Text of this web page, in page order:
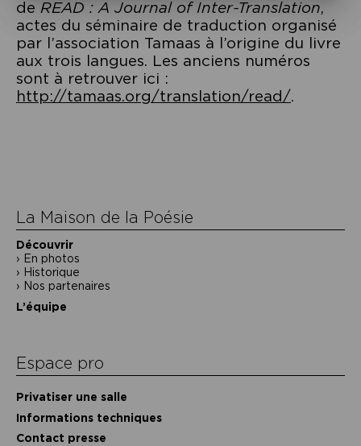
de READ : A Journal of Inter-Translation,
actes du séminaire de traduction organisé
par l’association Tamaas à l’origine du livre
aux trois langues. Les anciens numéros
sont à retrouver ici :
http://tamaas.org/translation/read/.
La Maison de la Poésie
Découvrir
En photos
Historique
Nos partenaires
L’équipe
Espace pro
Privatiser une salle
Informations techniques
Contact presse